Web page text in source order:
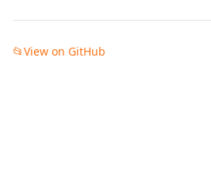
📂View on GitHub